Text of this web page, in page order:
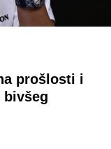
prošlosti i